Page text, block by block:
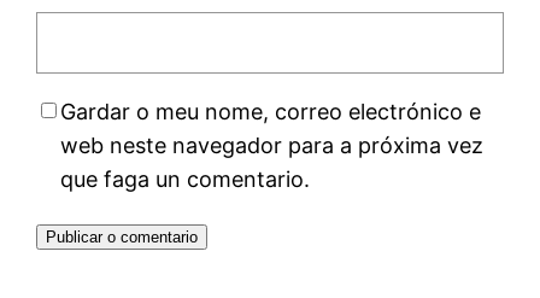
Gardar o meu nome, correo electrónico e
web neste navegador para a próxima vez
que faga un comentario.